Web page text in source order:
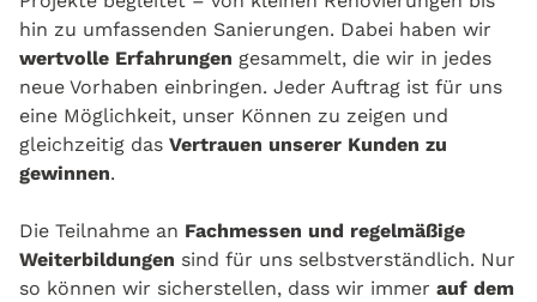
hin zu umfassenden Sanierungen. Dabei haben wir
wertvolle Erfahrungen gesammelt, die wir in jedes
neue Vorhaben einbringen. Jeder Auftrag ist für uns
eine Möglichkeit, unser Können zu zeigen und
gleichzeitig das Vertrauen unserer Kunden zu
gewinnen.
Die Teilnahme an Fachmessen und regelmäßige
Weiterbildungen sind für uns selbstverständlich. Nur
so können wir sicherstellen, dass wir immer auf dem